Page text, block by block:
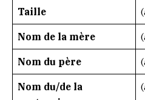
Taille
Nom de la mère
Nom du père
Nom du/de la